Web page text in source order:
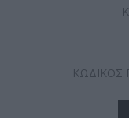
ΚΩΔΙΚΟΣ